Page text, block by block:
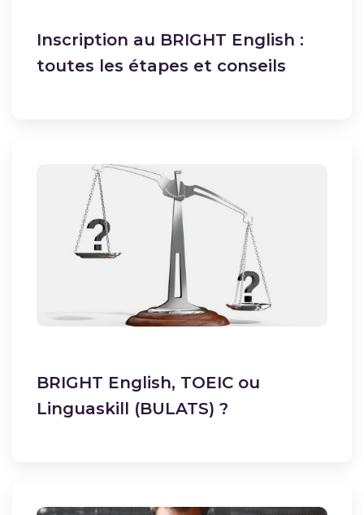
Inscription au BRIGHT English :
toutes les étapes et conseils
BRIGHT English, TOEIC ou
Linguaskill (BULATS) ?